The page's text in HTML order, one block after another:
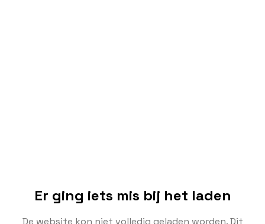
Er ging iets mis bij het laden
De website kon niet volledig geladen worden. Dit